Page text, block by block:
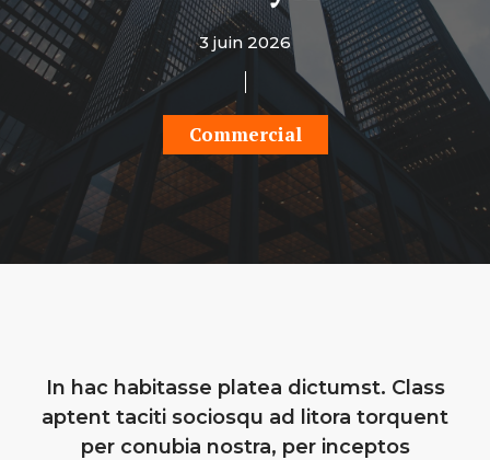
3 juin 2026
Commercial
In hac habitasse platea dictumst. Class
aptent taciti sociosqu ad litora torquent
per conubia nostra, per inceptos